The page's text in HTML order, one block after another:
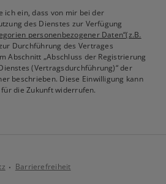
ich ein, dass von mir bei der
des Dienstes zur Verfügung
personenbezogener Daten“(z.B.
Durchführung des Vertrages
Abschnitt „Abschluss der Registrierung
(Vertragsdurchführung)“ der
beschrieben. Diese Einwilligung kann
die Zukunft widerrufen.
Barrierefreiheit